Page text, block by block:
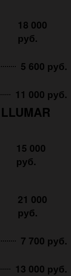
18 000
руб.
5 600 руб.
11 000 руб.
15 000
руб.
21 000
руб.
7 700 руб.
13 000 руб.